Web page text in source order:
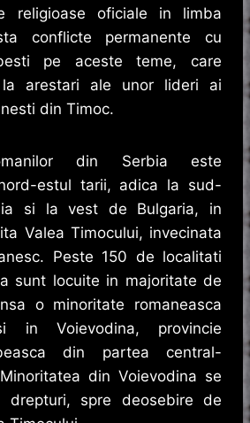
religioase oficiale in limba
conflicte permanente cu
pe aceste teme, care
arestari ale unor lideri ai
din Timoc.
din Serbia este
estul tarii, adica la sud-
si la vest de Bulgaria, in
Valea Timocului, invecinata
Peste 150 de localitati
sunt locuite in majoritate de
o minoritate romaneasca
in Voievodina, provincie
din partea central-
din Voievodina se
drepturi, spre deosebire de